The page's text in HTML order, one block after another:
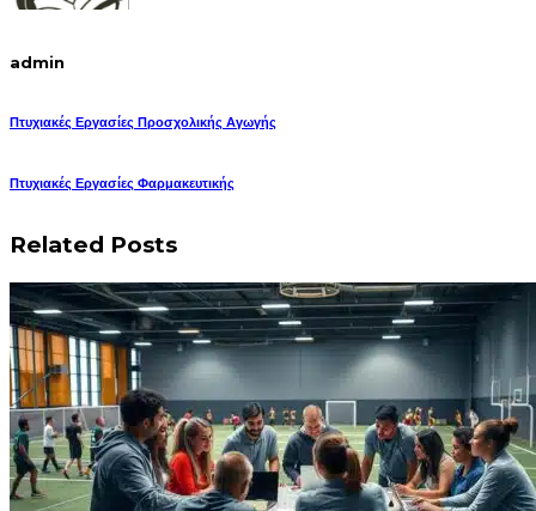
admin
Πτυχιακές Εργασίες Προσχολικής Αγωγής
Πτυχιακές Εργασίες Φαρμακευτικής
Related Posts